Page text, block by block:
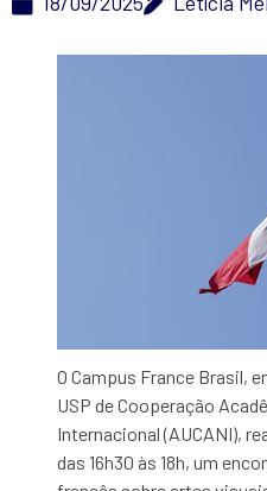
O Campus France Brasil,
USP de Cooperação
Internacional (AUCANI),
das 16h30 às 18h, um